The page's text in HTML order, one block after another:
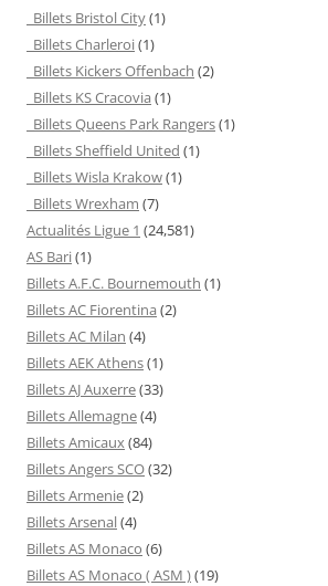
Billets Bristol City(1)
Billets Charleroi(1)
Billets Kickers Offenbach (2)
Billets KS Cracovia (1)
Billets Queens Park Rangers(1)
Billets Sheffield United (1)
Billets Wisla Krakow(1)
Billets Wrexham (7)
Actualités Ligue 1 (24,581)
AS Bari(1)
Billets A.F.C. Bournemouth (1)
Billets AC Fiorentina (2)
Billets AC Milan (4)
Billets AEK Athens(1)
Billets AJ Auxerre(33)
Billets Allemagne(4)
Billets Amicaux(84)
Billets Angers SCO(32)
Billets Armenie(2)
Billets Arsenal(4)
Billets AS Monaco (6)
Billets AS Monaco ( ASM )(19)